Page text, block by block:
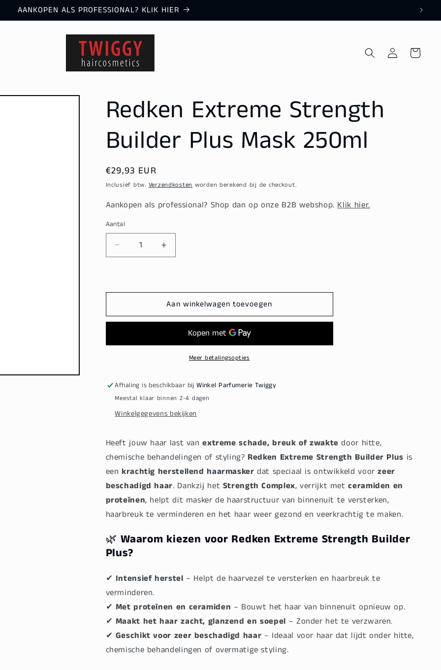
AANKOPEN ALS PROFESSIONAL? KLIK HIER
InloggenWinkelwagen
Redken Extreme Strength
Builder Plus Mask 250ml
Normale
prijs
€29,93 EUR
Inclusief btw. Verzendkosten worden berekend bij de checkout.
Aankopen als professional? Shop dan op onze B2B webshop.Klik hier.
Aantal
Aantal
verlagen
Extreme
Builder
Plus
250ml
Aantal
verhogen
Extreme
Strength
Builder
Plus
250ml
Aan winkelwagen toevoegen
Meer betalingsopties
Afhaling is beschikbaar bijWinkel Parfumerie Twiggy
Meestal klaar binnen 2-4 dagen
Winkelgegevens bekijken
Heeft jouw haar last vanextreme schade, breuk of zwakte door hitte,
chemische behandelingen of styling? Redken Extreme Strength Builder Plus is
eenkrachtig herstellend haarmasker dat speciaal is ontwikkeld voorzeer
beschadigd haar. Dankzij het Strength Complex, verrijkt metceramiden en
proteïnen, helpt dit masker de haarstructuur van binnenuit te versterken,
haarbreuk te verminderen en het haar weer gezond en veerkrachtig te maken.
🌿Waarom kiezen voor Redken Extreme Strength Builder
Plus?
✔ Intensief herstel – Helpt de haarvezel te versterken en haarbreuk te
verminderen.
✔ Met proteïnen en ceramiden – Bouwt het haar van binnenuit opnieuw op.
✔ Maakt het haar zacht, glanzend en soepel – Zonder het te verzwaren.
✔ Geschikt voor zeer beschadigd haar – Ideaal voor haar dat lijdt onder hitte,
chemische behandelingen of overmatige styling.